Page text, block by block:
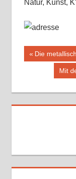
Natur, Kunst,
Vorheriger
Beitrag:
Die
Mit